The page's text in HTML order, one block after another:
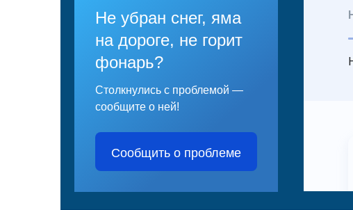
Не убран снег, яма
на дороге, не горит
фонарь?
Столкнулись с проблемой —
сообщите о ней!
Сообщить о проблеме